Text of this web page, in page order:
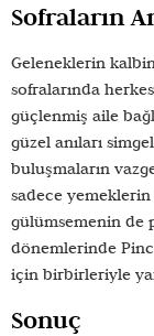
Sofraların
Geleneklerin
sofralarında
güçlenmiş aile
güzel anıları
buluşmaların
sadece
gülümsemenin de
dönemlerinde
için birbirleriyle
Sonuç